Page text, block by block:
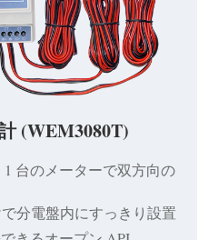
(WEM3080T)
台のメーターで双方向の
分電盤内にすっきり設置